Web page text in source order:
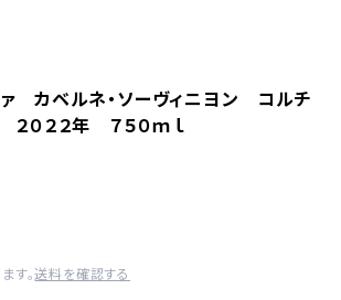
ァ カベルネ・ソーヴィニヨン コルチ
２０２２年 ７５０ｍｌ
す。送料を確認する